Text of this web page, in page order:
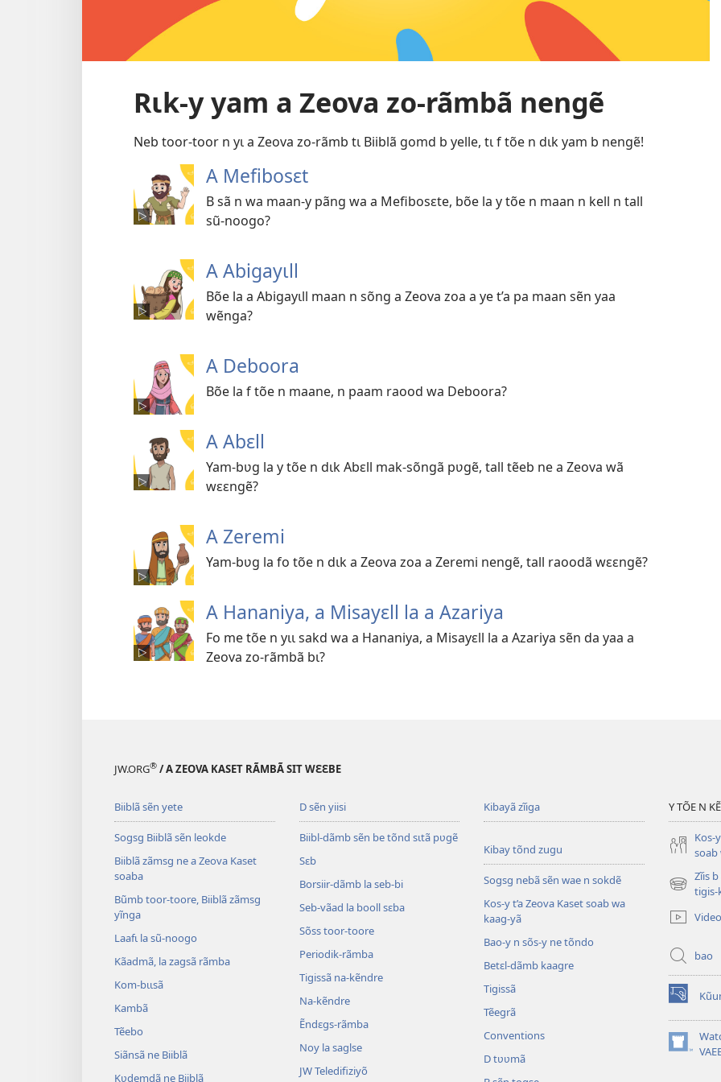
Rɩk-y yam a Zeova zo-rãmbã nengẽ
Neb toor-toor n yɩ a Zeova zo-rãmb tɩ Biiblã gomd b yelle, tɩ f tõe n dɩk yam b nengẽ!
A Mefibosɛt
B sã n wa maan-y pãng wa a Mefibosɛte, bõe la y tõe n maan n kell n tall
sũ-noogo?
A Abigayɩll
Bõe la a Abigayɩll maan n sõng a Zeova zoa a ye t’a pa maan sẽn yaa
wẽnga?
A Deboora
Bõe la f tõe n maane, n paam raood wa Deboora?
A Abɛll
Yam-bʋg la y tõe n dɩk Abɛll mak-sõngã pʋgẽ, tall tẽeb ne a Zeova wã
wɛɛngẽ?
A Zeremi
Yam-bʋg la fo tõe n dɩk a Zeova zoa a Zeremi nengẽ, tall raoodã wɛɛngẽ?
A Hananiya, a Misayɛll la a Azariya
Fo me tõe n yɩɩ sakd wa a Hananiya, a Misayɛll la a Azariya sẽn da yaa a
Zeova zo-rãmbã bɩ?
JW.ORG® / A ZEOVA KASET RÃMBÃ SIT WƐƐBE
Biiblã sẽn yete
Sogsg Biiblã sẽn leokde
Biiblã zãmsg ne a Zeova Kaset
soaba
Bũmb toor-toore, Biiblã zãmsg
yĩnga
Laafɩ la sũ-noogo
Kãadmã, la zagsã rãmba
Kom-bɩɩsã
Kambã
Tẽebo
Siãnsã ne Biiblã
Kʋdemdã ne Biiblã
D sẽn yiisi
Biibl-dãmb sẽn be tõnd sɩtã pʋgẽ
Sɛb
Borsiir-dãmb la seb-bi
Seb-vãad la booll sɛba
Sõss toor-toore
Periodik-rãmba
Tigissã na-kẽndre
Na-kẽndre
Ẽndɛgs-rãmba
Noy la saglse
JW Teledifiziyõ
Kibayã zĩiga
Kibay tõnd zugu
Sogsg nebã sẽn wae n sokdẽ
Kos-y t’a Zeova Kaset soab wa
kaag-yã
Bao-y n sõs-y ne tõndo
Betɛl-dãmb kaagre
Tigissã
Tẽegrã
Conventions
D tʋʋmã
Y TÕE N
Kos-
soab
Zĩis
tigis-
(ouvre
nouvelle
bao
(ouvre
une
nouvelle
fenêtre)
(ouvre